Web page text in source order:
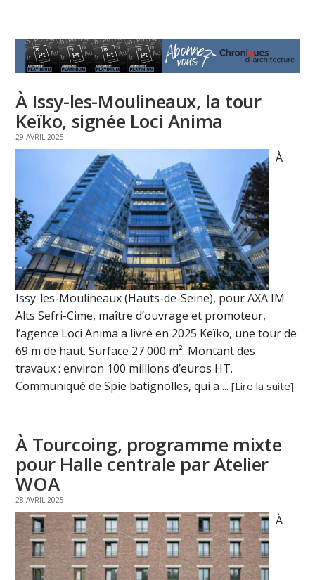
À Issy-les-Moulineaux, la tour
Keïko, signée Loci Anima
29 AVRIL 2025
À
Issy-les-Moulineaux (Hauts-de-Seine), pour AXA IM
Alts Sefri-Cime, maître d’ouvrage et promoteur,
l’agence Loci Anima a livré en 2025 Keïko, une tour de
69 m de haut. Surface 27 000 m². Montant des
travaux : environ 100 millions d’euros HT.
Communiqué de Spie batignolles, qui a ...[Lire la suite]
À Tourcoing, programme mixte
pour Halle centrale par Atelier
WOA
28 AVRIL 2025
À